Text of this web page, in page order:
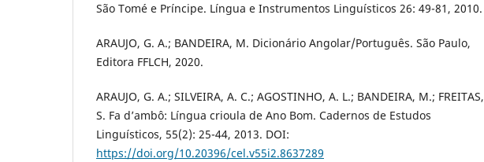
São Tomé e Príncipe. Língua e Instrumentos Linguísticos 26: 49-81, 2010.
ARAUJO, G. A.; BANDEIRA, M. Dicionário Angolar/Português. São Paulo,
Editora FFLCH, 2020.
ARAUJO, G. A.; SILVEIRA, A. C.; AGOSTINHO, A. L.; BANDEIRA, M.; FREITAS,
S. Fa d’ambô: Língua crioula de Ano Bom. Cadernos de Estudos
Linguísticos, 55(2): 25-44, 2013. DOI:
https://doi.org/10.20396/cel.v55i2.8637289